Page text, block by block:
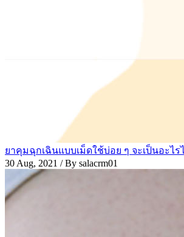
ยาคุมฉุกเฉินแบบเม็ดใช้บ่อย ๆ จะเป็นอะไร
30 Aug, 2021 / By salacrm01